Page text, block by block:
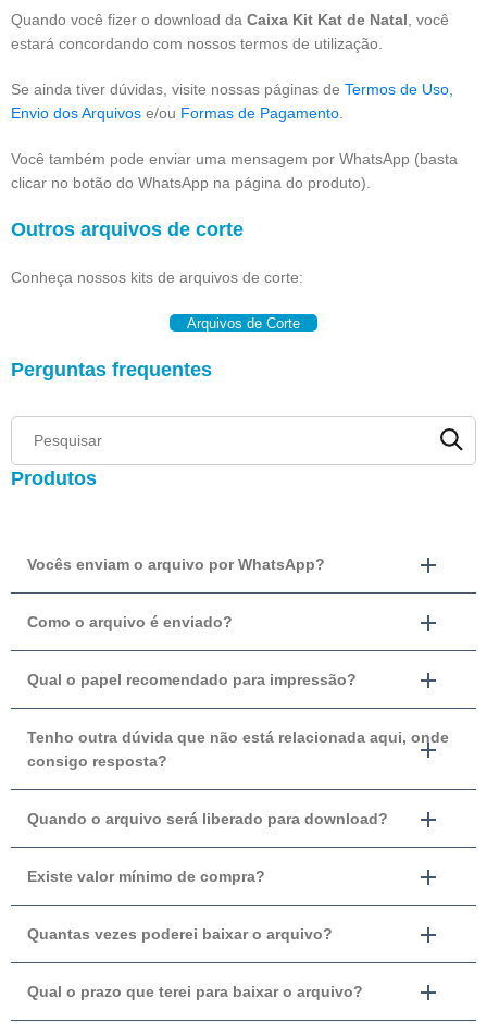
Quando você fizer o download da Caixa Kit Kat de Natal , você
estará concordando com nossos termos de utilização.
Se ainda tiver dúvidas, visite nossas páginas de Termos de Uso,
Envio dos Arquivos e/ou Formas de Pagamento
Você também pode enviar uma mensagem por WhatsApp (basta
clicar no botão do WhatsApp na página do produto).
Outros arquivos de corte
Conheça nossos kits de arquivos de corte:
Arquivos de Corte
Perguntas frequentes
Produtos
Vocês enviam o arquivo por WhatsApp?
Como o arquivo é enviado?
Qual o papel recomendado para impressão?
Tenho outra dúvida que não está relacionada aqui, onde
consigo resposta?
Quando o arquivo será liberado para download?
Existe valor mínimo de compra?
Quantas vezes poderei baixar o arquivo?
Qual o prazo que terei para baixar o arquivo?